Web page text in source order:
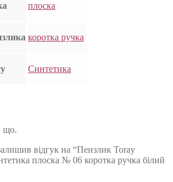
плоска
коротка ручка
Синтетика
що.
відгук на “Пензлик Toray
плоска № 06 коротка ручка білий